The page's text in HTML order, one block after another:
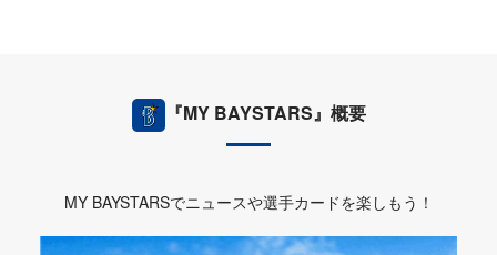
『MY BAYSTARS』概要
MY BAYSTARSでニュースや選手カードを楽しもう！